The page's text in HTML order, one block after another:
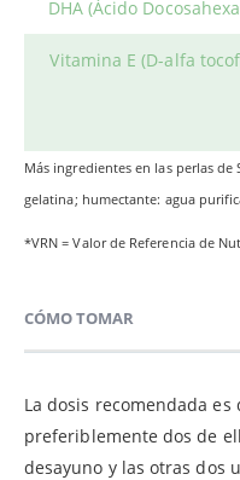
DHA (Ácido
Vitamina E (D-alfa
Más ingredientes en las perlas
gelatina; humectante: agua
*VRN = Valor de Referencia de
CÓMO TOMAR
La dosis recomendada es
preferiblemente dos de
desayuno y las otras dos